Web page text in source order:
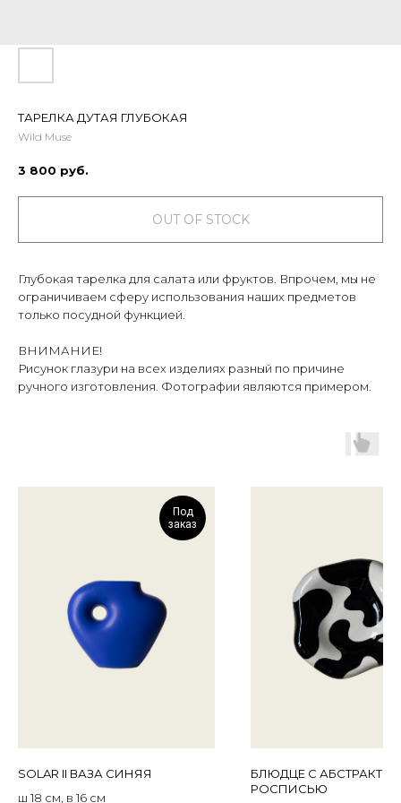
ТАРЕЛКА ДУТАЯ ГЛУБОКАЯ
Wild Muse
3 800 руб.
OUT OF STOCK
Глубокая тарелка для салата или фруктов. Впрочем, мы не
ограничиваем сферу использования наших предметов
только посудной функцией.
ВНИМАНИЕ!
Рисунок глазури на всех изделиях разный по причине
ручного изготовления. Фотографии являются примером.
Под
заказ
SOLAR II ВАЗА СИНЯЯ
ш 18 см, в 16 см
БЛЮДЦЕ С
РОСПИСЬЮ